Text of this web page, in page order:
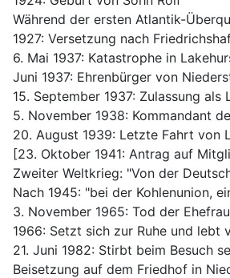
Während der ersten Atlantik-
1927: Versetzung nach
6. Mai 1937: Katastrophe in
Juni 1937: Ehrenbürger von
15. September 1937: Zulassung
5. November 1938: Kommandant
20. August 1939: Letzte Fahrt von
[23. Oktober 1941: Antrag auf
Zweiter Weltkrieg: "Von der
Nach 1945: "bei der Kohlenunion,
3. November 1965: Tod der Ehefrau
1966: Setzt sich zur Ruhe und lebt
21. Juni 1982: Stirbt beim Besuch
Beisetzung auf dem Friedhof in